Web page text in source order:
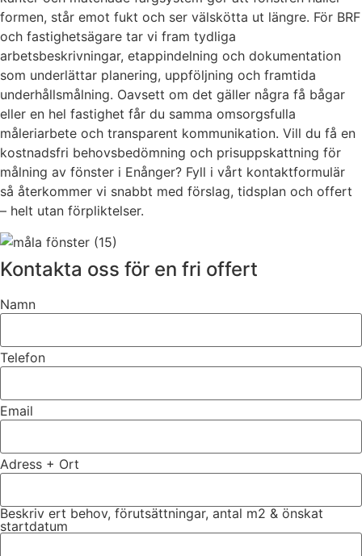
formen, står emot fukt och ser välskötta ut längre. För BRF
och fastighetsägare tar vi fram tydliga
arbetsbeskrivningar, etappindelning och dokumentation
som underlättar planering, uppföljning och framtida
underhållsmålning. Oavsett om det gäller några få bågar
eller en hel fastighet får du samma omsorgsfulla
måleriarbete och transparent kommunikation. Vill du få en
kostnadsfri behovsbedömning och prisuppskattning för
målning av fönster i Enånger? Fyll i vårt kontaktformulär
så återkommer vi snabbt med förslag, tidsplan och offert
– helt utan förpliktelser.
Kontakta oss för en fri offert
Namn
Telefon
Email
Adress + Ort
Beskriv ert behov, förutsättningar, antal m2 & önskat
startdatum